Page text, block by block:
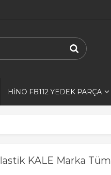
HİNO FB112 YEDEK PARÇA
KALE Marka Tüm